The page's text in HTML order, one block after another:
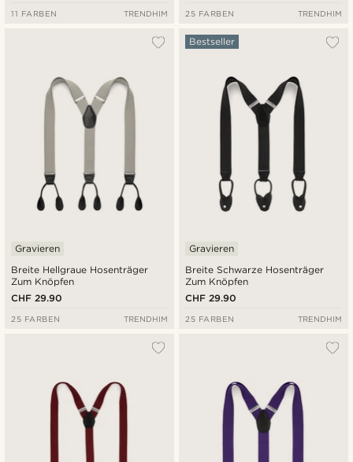
11 FARBEN TRENDHIM 25 FARBEN TRENDHIM
Breite Hellgraue Hosenträger
Zum Knöpfen
Gravieren
CHF 29.90
25 FARBEN TRENDHIM
Breite Schwarze Hosenträger
Zum Knöpfen
Bestseller
Gravieren
CHF 29.90
25 FARBEN TRENDHIM